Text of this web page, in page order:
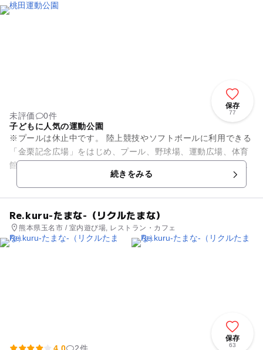
保存
77
未評価
0件
子どもに人気の運動公園
※プールは休止中です。 陸上競技やソフトボールに利用できる
「金栗記念広場」をはじめ、プール、野球場、運動広場、体育
館などを備えた広大な敷地をもつ総合運動公園です。芝生広場
続きをみる
Re.kuru-たまな-（リクルたまな）
熊本県玉名市 / 室内遊び場, レストラン・カフェ
保存
63